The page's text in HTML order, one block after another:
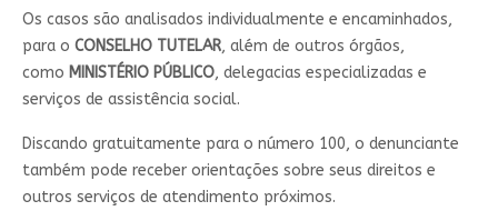
Os casos são analisados individualmente e encaminhados,
para o CONSELHO TUTELAR, além de outros órgãos,
como MINISTÉRIO PÚBLICO, delegacias especializadas e
serviços de assistência social.
Discando gratuitamente para o número 100, o denunciante
também pode receber orientações sobre seus direitos e
outros serviços de atendimento próximos.